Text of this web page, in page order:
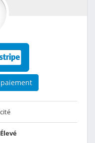
Élevé